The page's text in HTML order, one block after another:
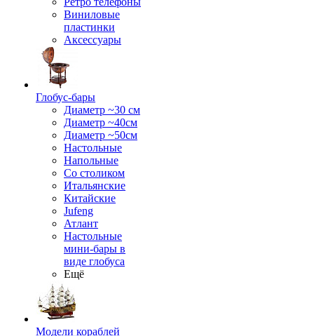
Виниловые
пластинки
Аксессуары
Глобус-бары
Диаметр ~30 см
Диаметр ~40см
Диаметр ~50см
Настольные
Напольные
Со столиком
Итальянские
Китайские
Jufeng
Атлант
Настольные
мини-бары в
виде глобуса
Ещё
Модели кораблей